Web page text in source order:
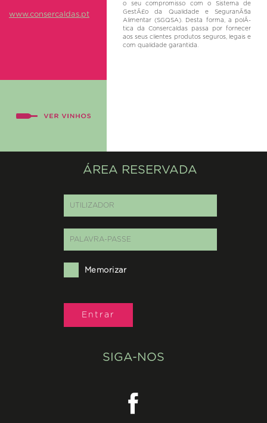
www.consercaldas.pt
o seu compromisso com o Sistema de
GestÃ£o da Qualidade e SeguranÃ§a
Alimentar (SGQSA). Desta forma, a polÃ­
tica da Consercaldas passa por fornecer
aos seus clientes produtos seguros, legais e
com qualidade garantida.
ÁREA RESERVADA
Memorizar
SIGA-NOS